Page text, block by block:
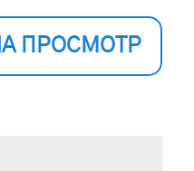
ПРОСМОТР